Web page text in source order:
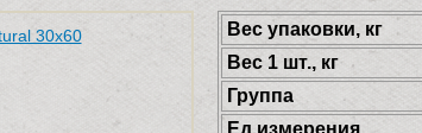
Веc упаковки, кг
Вес 1 шт., кг
Группа
Ед.измерения